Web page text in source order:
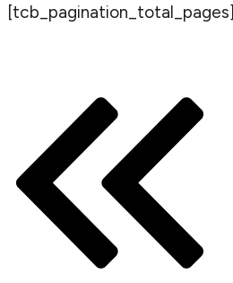
[tcb_pagination_total_pages]